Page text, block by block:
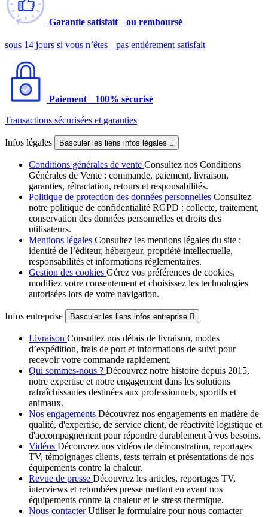
Garantie satisfait ou remboursé
sous 14 jours si vous n’êtes pas entièrement satisfait
Paiement 100% sécurisé
Transactions sécurisées et garanties
Infos légales Basculer les liens infos légales 
Conditions générales de vente Consultez nos Conditions
Générales de Vente : commande, paiement, livraison,
garanties, rétractation, retours et responsabilités.
Politique de protection des données personnelles Consultez
notre politique de confidentialité RGPD : collecte, traitement,
conservation des données personnelles et droits des
utilisateurs.
Mentions légales Consultez les mentions légales du site :
identité de l’éditeur, hébergeur, propriété intellectuelle,
responsabilités et informations réglementaires.
Gestion des cookies Gérez vos préférences de cookies,
modifiez votre consentement et choisissez les technologies
autorisées lors de votre navigation.
Infos entreprise Basculer les liens infos entreprise 
Livraison Consultez nos délais de livraison, modes
d’expédition, frais de port et informations de suivi pour
recevoir votre commande rapidement.
Qui sommes-nous ? Découvrez notre histoire depuis 2015,
notre expertise et notre engagement dans les solutions
rafraîchissantes destinées aux professionnels, sportifs et
animaux.
Nos engagements Découvrez nos engagements en matière de
qualité, d'expertise, de service client, de réactivité logistique et
d'accompagnement pour répondre durablement à vos besoins.
Vidéos Découvrez nos vidéos de démonstration, reportages
TV, témoignages clients, tests terrain et présentations de nos
équipements contre la chaleur.
Revue de presse Découvrez les articles, reportages TV,
interviews et retombées presse mettant en avant nos
équipements contre la chaleur et le stress thermique.
Nous contacterUtiliser le formulaire pour nous contacter